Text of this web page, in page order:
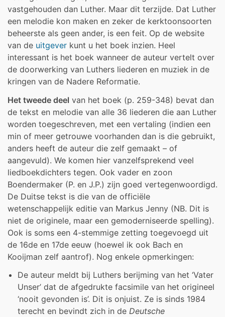
vastgehouden dan Luther. Maar dit terzijde. Dat Luther
een melodie kon maken en zeker de kerktoonsoorten
beheerste als geen ander, is een feit. Op de website
van de uitgever kunt u het boek inzien. Heel
interessant is het boek wanneer de auteur vertelt over
de doorwerking van Luthers liederen en muziek in de
kringen van de Nadere Reformatie.
Het tweede deel van het boek (p. 259-348) bevat dan
de tekst en melodie van alle 36 liederen die aan Luther
worden toegeschreven, met een vertaling (indien een
min of meer getrouwe voorhanden dan is die gebruikt,
anders heeft de auteur die zelf gemaakt – of
aangevuld). We komen hier vanzelfsprekend veel
liedboekdichters tegen. Ook vader en zoon
Boendermaker (P. en J.P.) zijn goed vertegenwoordigd.
De Duitse tekst is die van de officiële
wetenschappelijk editie van Markus Jenny (NB. Dit is
niet de originele, maar een gemoderniseerde spelling).
Ook is soms een 4-stemmige zetting toegevoegd uit
de 16de en 17de eeuw (hoewel ik ook Bach en
Kooijman zelf aantrof). Nog enkele opmerkingen:
De auteur meldt bij Luthers berijming van het ‘Vater
Unser’ dat de afgedrukte facsimile van het origineel
‘nooit gevonden is’. Dit is onjuist. Ze is sinds 1984
terecht en bevindt zich in de Deutsche